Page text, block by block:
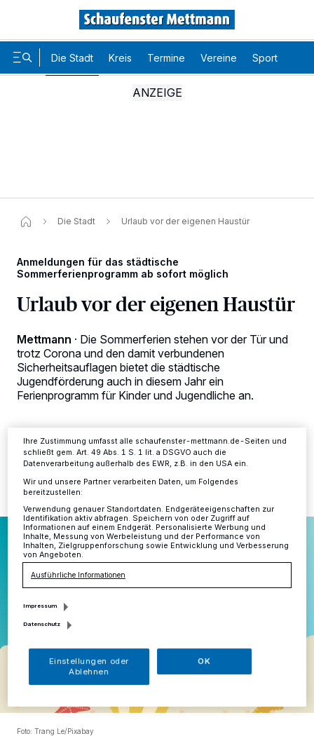
Die Stadt Kreis Termine Vereine Sport
Die Stadt Urlaub vor der eigenen Haustür
Anmeldungen für das städtische
Sommerferienprogramm ab sofort möglich
Urlaub vor der eigenen Haustür
Mettmann · Die Sommerferien stehen vor der Tür und
trotz Corona und den damit verbundenen
Sicherheitsauflagen bietet die städtische
Jugendförderung auch in diesem Jahr ein
Ferienprogramm für Kinder und Jugendliche an.
19.06.2020 , 14:12 Uhr Eine Minute Lesezeit
Foto: Trang Le/Pixabay
Wir und unsere218-Partner speichern und greifen auf
personenbezogene Daten wie Browserdaten oder eindeutige
Tracking-Technologien für die unter „Wir und unsere Partner
verarbeiten Daten, um Ihnen Dienste bereitzustellen“ aufgeführten
Zwecke. Wenn Tracker deaktiviert sind, sind manche Inhalte und
Anzeigen möglicherweise nicht mehr so relevant für Sie. Sie können
dieses Menü jederzeit wieder aufrufen, um Ihre Einstellungen zu
ändern oder Ihre Einwilligung zu widerrufen, indem Sie auf den Link
Einstellungen oder Ablehnen am unteren Rand der Webseite klicken.
Ihre Zustimmung umfasst alle schaufenster-mettmann.de-Seiten und
schließt gem. Art. 49 Abs. 1 S. 1 lit. a DSGVO auch die
Datenverarbeitung außerhalb des EWR, z.B. in den USA ein.
Wir und unsere Partner verarbeiten Daten, um Folgendes
bereitzustellen:
Verwendung genauer Standortdaten. Endgeräteeigenschaften zur
Identifikation aktiv abfragen. Speichern von oder Zugriff auf
Informationen auf einem Endgerät. Personalisierte Werbung und
Inhalte, Messung von Werbeleistung und der Performance von
Inhalten, Zielgruppenforschung sowie Entwicklung und Verbesserung
von Angeboten.
Ausführliche Informationen
Impressum
Datenschutz
Einstellungen oder
Ablehnen
OK